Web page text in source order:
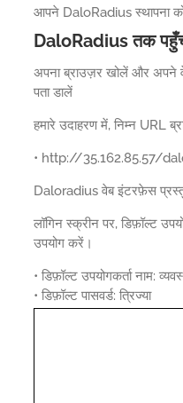
आपने DaloRadius स्थापना
DaloRadius तक
अपना ब्राउज़र खोलें और अपने
पता डालें
हमारे उदाहरण में, निम्न URL
• http://35.162.85.57/
Daloradius वेब इंटरफ़ेस
लॉगिन स्क्रीन पर, डिफ़ॉल्ट
उपयोग करें।
• डिफ़ॉल्ट उपयोगकर्ता नाम:
• डिफ़ॉल्ट पासवर्ड: त्रिज्या